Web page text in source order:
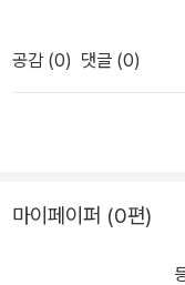
정, 즐거움, 기쁨이라는
의 노예가 된다. 경쟁에
있다 배우는 이상한 나
온갖 비리가 횡행하고,
는 사회와 학교라는 권
성을 갖고 있는 학생과
행복론에 대해 강의하
론들이 범람하고 있는 시
파악해 보는 방법이 이
파악 할 수 있는 기본이
돌아가고 우리는 그 흐
질문을 던짐으로 본인
뭔가 다른 고민 속에 들
이 떠오른다..그것도 이
실 수레바퀴 아래서를
세의 다른 작품들이 궁
고 그렇게 생각을 연장
하는지도 생각해보게 되
공감 (0) 댓글 (0)
마이페이퍼 (0편)